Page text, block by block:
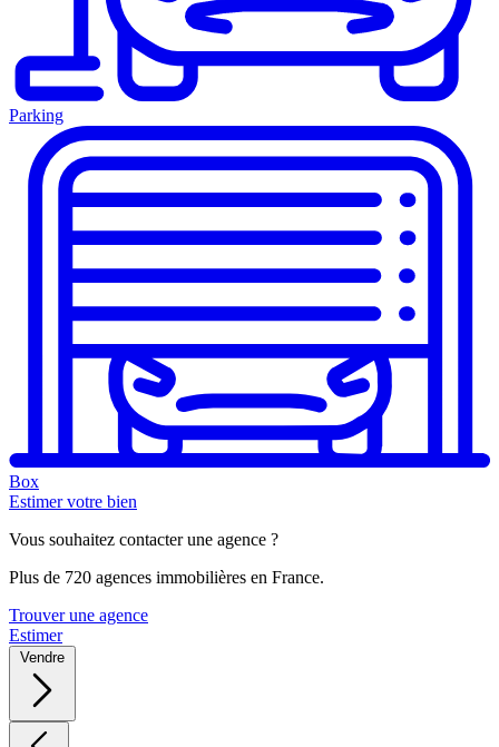
Parking
Box
Estimer votre bien
Vous souhaitez contacter une agence ?
Plus de 720 agences immobilières en France.
Trouver une agence
Estimer
Vendre